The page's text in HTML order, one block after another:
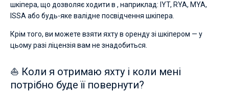
шкіпера, що дозволяє ходити в , наприклад: IYT, RYA, MYA,
ISSA або будь-яке валідне посвідчення шкіпера.
Крім того, ви можете взяти яхту в оренду зі шкіпером — у
цьому разі ліцензія вам не знадобиться.
⛵ Коли я отримаю яхту і коли мені
потрібно буде її повернути?